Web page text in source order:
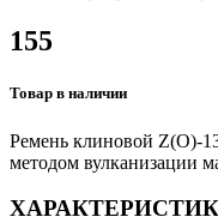
155
Товар в наличии
Ремень клиновой Z(О)-
методом вулканизации